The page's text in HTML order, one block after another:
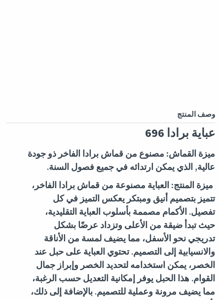
وصف المنتج
عباية برادا 696
ميزة القماش: مصنوع من قماش برادا الفاخر ذو جودة
عالية, الذي يمكن ارتدائه في جميع فصول السنة.
ميزة المنتج: العباية مصنوعة من قماش برادا الفاخر،
تتميز بتصميم أنيق ومبتكر يعكس التميز في كل
تفصيل. الأكمام مصممة بأسلوب العباية التقليدية،
حيث تبدأ ضيقة من الأعلى وتزداد عرضًا بشكل
تدريجي نحو الأسفل، مما يضيف لمسة من الأناقة
والانسيابية إلى التصميم. تحتوي العباية على حبل عند
الخصر، يمكن استخدامه لتحديد الخصر وإبراز جمال
القوام. هذا الحبل يوفر إمكانية التعديل حسب الرغبة،
مما يضيف مرونة وعملية للتصميم. بالإضافة إلى ذلك،